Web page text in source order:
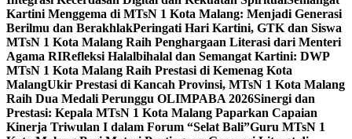
Kartini Menggema di MTsN 1 Kota Malang: Menjadi Generasi
Berilmu dan BerakhlakPeringati Hari Kartini, GTK dan Siswa
MTsN 1 Kota Malang Raih Penghargaan Literasi dari Menteri
Agama RIRefleksi Halalbihalal dan Semangat Kartini: DWP
MTsN 1 Kota Malang Raih Prestasi di Kemenag Kota
MalangUkir Prestasi di Kancah Provinsi, MTsN 1 Kota Malang
Raih Dua Medali Perunggu OLIMPABA 2026Sinergi dan
Prestasi: Kepala MTsN 1 Kota Malang Paparkan Capaian
Kinerja Triwulan I dalam Forum “Selat Bali”Guru MTsN 1